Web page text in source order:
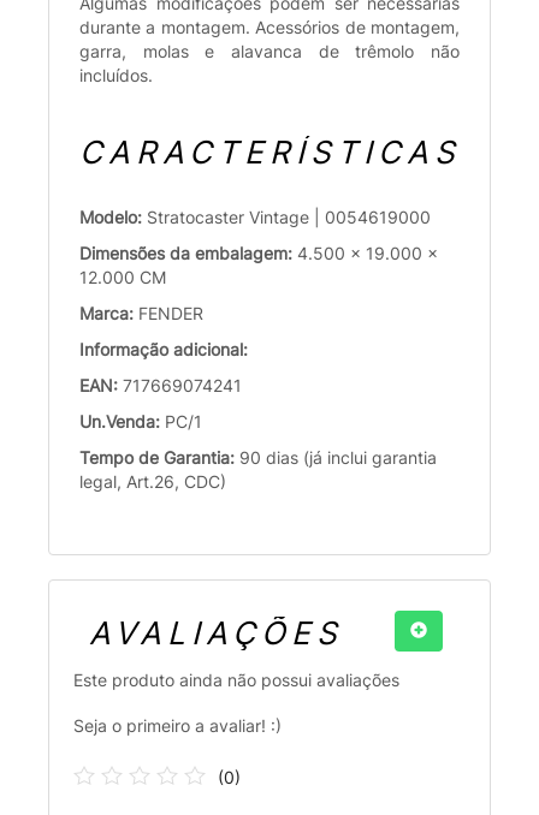
durante a montagem. Acessórios de montagem,
garra, molas e alavanca de trêmolo não
incluídos.
CARACTERÍSTICAS
Modelo: Stratocaster Vintage | 0054619000
Dimensões da embalagem: 4.500 x 19.000 x
12.000 CM
Marca: FENDER
Informação adicional:
EAN: 717669074241
Un.Venda: PC/1
Tempo de Garantia: 90 dias (já inclui garantia
legal, Art.26, CDC)
AVALIAÇÕES
Este produto ainda não possui avaliações
Seja o primeiro a avaliar! :)
(0)